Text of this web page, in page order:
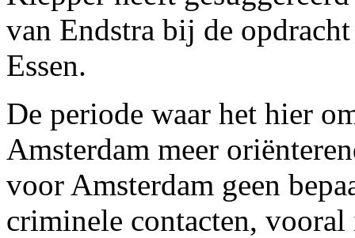
van Endstra bij de
Essen.
De periode waar het hier
Amsterdam meer
voor Amsterdam geen
criminele contacten,